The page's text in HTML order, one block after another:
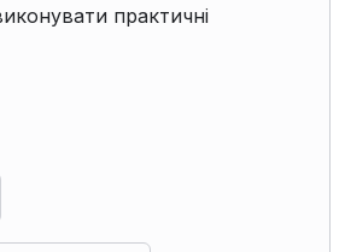
практичні